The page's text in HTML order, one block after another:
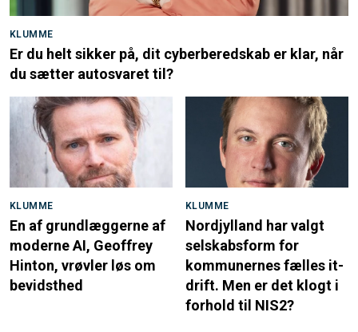
KLUMME
Er du helt sikker på, dit cyberberedskab er klar, når
du sætter autosvaret til?
KLUMME
En af grundlæggerne af
moderne AI, Geoffrey
Hinton, vrøvler løs om
bevidsthed
KLUMME
Nordjylland har valgt
selskabsform for
kommunernes fælles it-
drift. Men er det klogt i
forhold til NIS2?